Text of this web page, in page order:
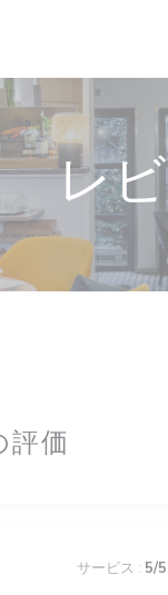
レ
評価
サービス : 5/5